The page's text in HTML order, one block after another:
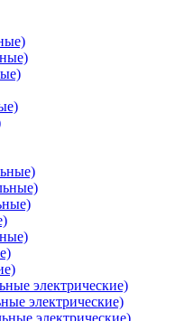
электрические)
электрические)